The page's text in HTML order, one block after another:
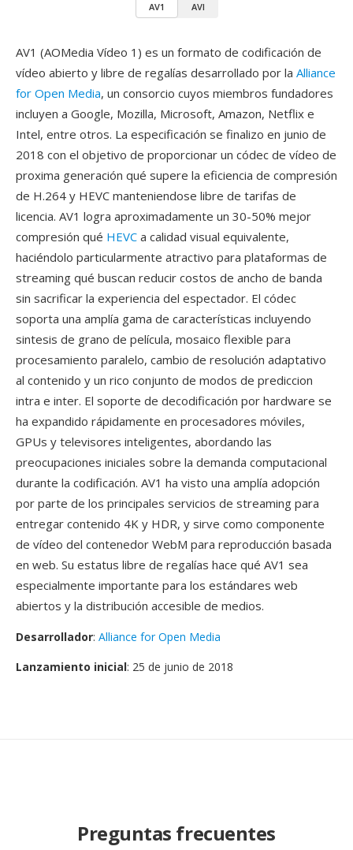
AV1 AVI
AV1 (AOMedia Vídeo 1) es un formato de codificación de
vídeo abierto y libre de regalías desarrollado por la Alliance
for Open Media, un consorcio cuyos miembros fundadores
incluyen a Google, Mozilla, Microsoft, Amazon, Netflix e
Intel, entre otros. La especificación se finalizo en junio de
2018 con el objetivo de proporcionar un códec de vídeo de
proxima generación qué supere la eficiencia de compresión
de H.264 y HEVC manteniendose libre de tarifas de
licencia. AV1 logra aproximadamente un 30-50% mejor
compresión qué HEVC a calidad visual equivalente,
haciéndolo particularmente atractivo para plataformas de
streaming qué buscan reducir costos de ancho de banda
sin sacrificar la experiencia del espectador. El códec
soporta una amplía gama de características incluyendo
sintesis de grano de película, mosaico flexible para
procesamiento paralelo, cambio de resolución adaptativo
al contenido y un rico conjunto de modos de prediccion
intra e inter. El soporte de decodificación por hardware se
ha expandido rápidamente en procesadores móviles,
GPUs y televisores inteligentes, abordando las
preocupaciones iniciales sobre la demanda computacional
durante la codificación. AV1 ha visto una amplía adopción
por parte de los principales servicios de streaming para
entregar contenido 4K y HDR, y sirve como componente
de vídeo del contenedor WebM para reproducción basada
en web. Su estatus libre de regalías hace qué AV1 sea
especialmente importante para los estándares web
abiertos y la distribución accesible de medios.
Desarrollador: Alliance for Open Media
Lanzamiento inicial: 25 de junio de 2018
Preguntas frecuentes